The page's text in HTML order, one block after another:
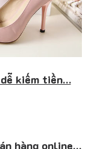
kiếm tiền…
hàng online…